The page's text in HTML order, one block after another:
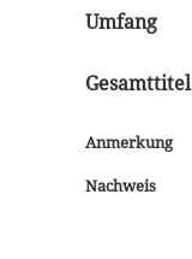
Umfang
Gesamttitel
Anmerkung
Nachweis